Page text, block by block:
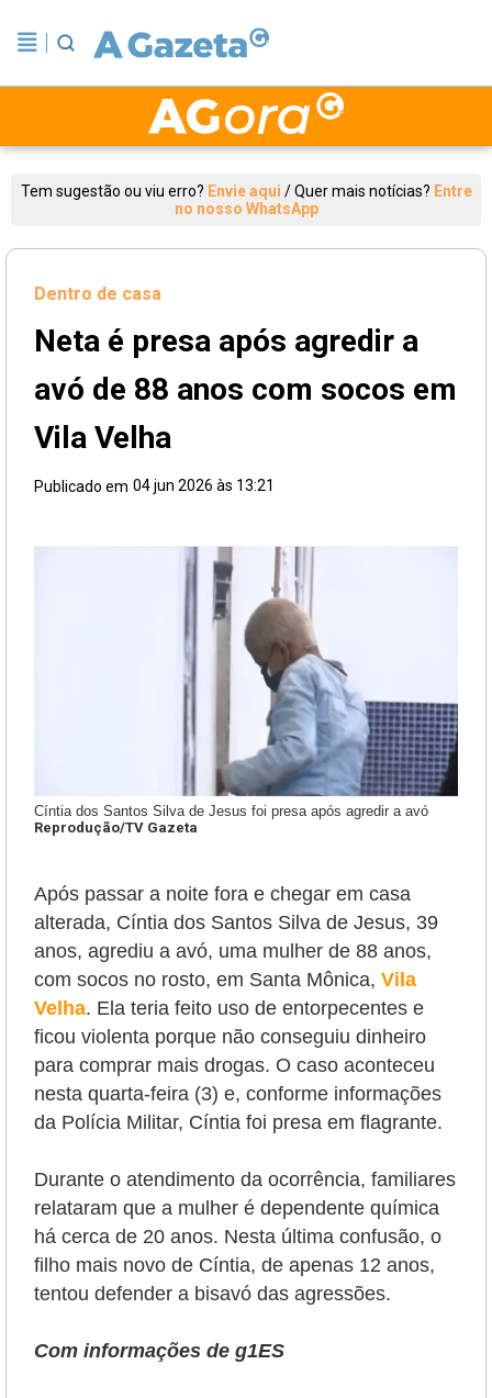
Tem sugestão ou viu erro? Envie aqui /Quer mais notícias? Entre
no nosso WhatsApp
Dentro de casa
Neta é presa após agredir a
avó de 88 anos com socos em
Vila Velha
Publicado em 04 jun 2026 às 13:21
Cíntia dos Santos Silva de Jesus foi presa após agredir a avó
Reprodução/TV Gazeta
Após passar a noite fora e chegar em casa
alterada, Cíntia dos Santos Silva de Jesus, 39
anos, agrediu a avó, uma mulher de 88 anos,
com socos no rosto, em Santa Mônica, Vila
Velha. Ela teria feito uso de entorpecentes e
ficou violenta porque não conseguiu dinheiro
para comprar mais drogas. O caso aconteceu
nesta quarta-feira (3) e, conforme informações
da Polícia Militar, Cíntia foi presa em flagrante.
Durante o atendimento da ocorrência, familiares
relataram que a mulher é dependente química
há cerca de 20 anos. Nesta última confusão, o
filho mais novo de Cíntia, de apenas 12 anos,
tentou defender a bisavó das agressões.
Com informações de g1ES